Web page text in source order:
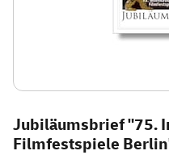
Jubiläumsbrief "75.
Filmfestspiele